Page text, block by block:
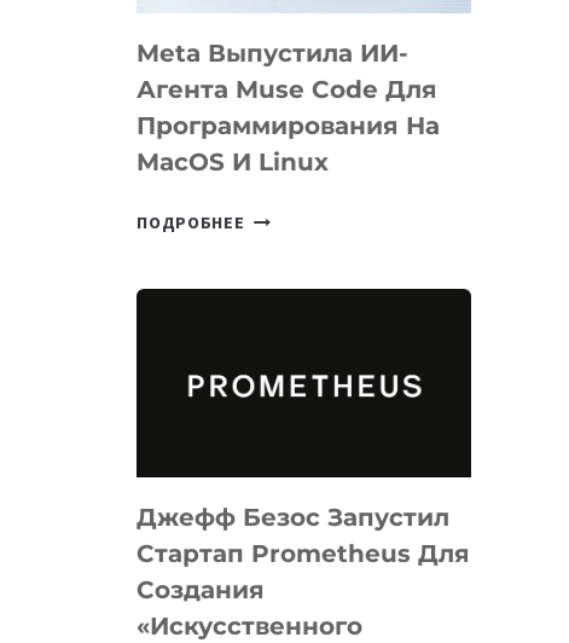
Meta Выпустила ИИ-
Агента Muse Code Для
Программирования На
MacOS И Linux
ПОДРОБНЕЕ META
ДЛЯ
И
LINUX
Джефф Безос Запустил
Стартап Prometheus Для
Создания
«искусственного